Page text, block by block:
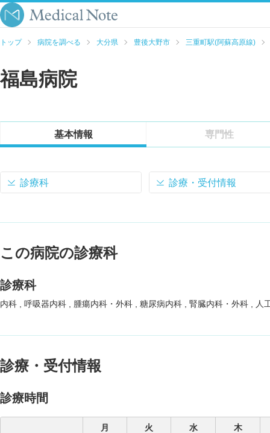
トップ 病院を調べる 大分県 豊後大野市 三重町駅(阿蘇高原線)
福島病院
基本情報 専門性
診療科 診療・受付情報
この病院の診療科
診療科
内科 呼吸器内科 腫瘍内科・外科 糖尿病内科 腎臓内科・外科 人
診療・受付情報
診療時間
月 火 水 木